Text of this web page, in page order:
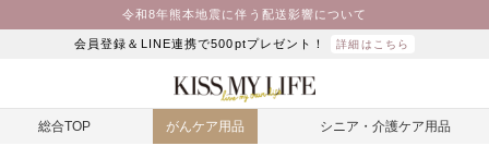
令和8年熊本地震に伴う配送影響について
会員登録＆LINE連携で500ptプレゼント！ 詳細はこちら
総合TOP がんケア用品 シニア・介護ケア用品